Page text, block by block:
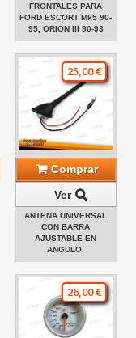
FRONTALES PARA
FORD ESCORT Mk5 90-
95, ORION III 90-93
25,00 €
Comprar
Ver
ANTENA UNIVERSAL
CON BARRA
AJUSTABLE EN
ANGULO.
26,00 €